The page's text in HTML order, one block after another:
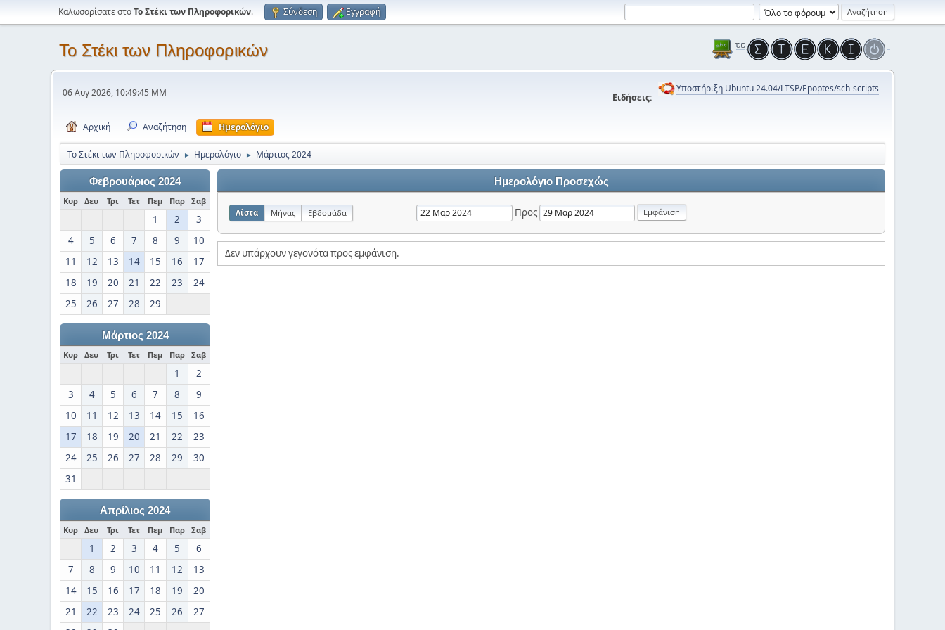
Καλωσορίσατε στοΤο Στέκι των Πληροφορικών. Σύνδεση Εγγραφή
Το Στέκι των Πληροφορικών
06 Αυγ 2026, 10:49:45 ΜΜ Ειδήσεις:
Υποστήριξη Ubuntu 24.04/LTSP/Epoptes/sch-scripts
Αρχική Αναζήτηση Ημερολόγιο
Το Στέκι των Πληροφορικών ► Ημερολόγιο ► Μάρτιος 2024
Φεβρουάριος 2024
Κυρ Δευ Τρι Τετ Πεμ Παρ Σαβ
1 2
3
4
5 6 7 8 9
10
11
12 13 14 15 16
17
18
19 20 21 22 23
24
25
26 27 28 29
Μάρτιος 2024
Κυρ Δευ Τρι Τετ Πεμ Παρ Σαβ
1
2
3
4 5 6 7 8
9
10
11 12 13 14 15
16
17
18 19 20 21 22
23
24
25 26 27 28 29
30
31
Απρίλιος 2024
Κυρ Δευ Τρι Τετ Πεμ Παρ Σαβ
1 2 3 4 5
6
7
8 9 10 11 12
13
14
15 16 17 18 19
20
21
22 23 24 25 26
27
Ημερολόγιο Προσεχώς
Λίστα Μήνας Εβδομάδα Προς
Δεν υπάρχουν γεγονότα προς εμφάνιση.